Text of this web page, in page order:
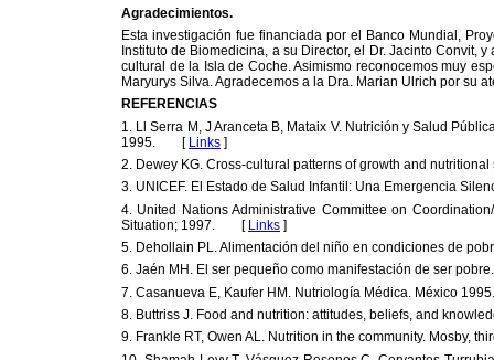
Agradecimientos.
Esta investigación fue financiada por el Banco Mundial,
Instituto de Biomedicina, a su Director, el Dr. Jacinto Convit,
cultural de la Isla de Coche. Asimismo reconocemos muy
Maryurys Silva. Agradecemos a la Dra. Marian Ulrich por su
REFERENCIAS
1. Ll Serra M, J Aranceta B, Mataix V. Nutrición y Salud
1995. [ Links ]
2. Dewey KG. Cross-cultural patterns of growth and
3. UNICEF. El Estado de Salud Infantil: Una Emergencia
4. United Nations Administrative Committee on
Situation; 1997. [ Links ]
5. Dehollain PL. Alimentación del niño en condiciones de
6. Jaén MH. El ser pequeño como manifestación de ser
7. Casanueva E, Kaufer HM. Nutriología Médica. México
8. Buttriss J. Food and nutrition: attitudes, beliefs, and
9. Frankle RT, Owen AL. Nutrition in the community.